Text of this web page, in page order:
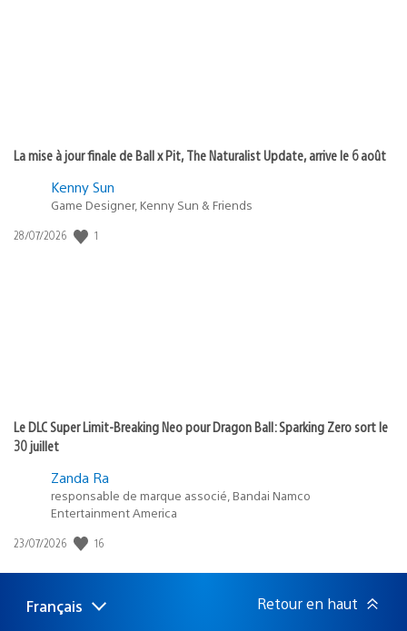
La mise à jour finale de Ball x Pit, The Naturalist Update, arrive le 6 août
Kenny Sun
Game Designer, Kenny Sun & Friends
Date
28/07/2026 1
Le DLC Super Limit-Breaking Neo pour Dragon Ball: Sparking Zero sort le
30 juillet
Zanda Ra
responsable de marque associé, Bandai Namco
Entertainment America
Date
publication
23/07/2026 16
Choisir
Région
Français Retour en haut